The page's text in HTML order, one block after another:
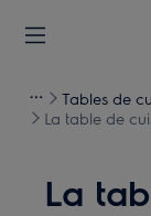
Tables de
La table de
La